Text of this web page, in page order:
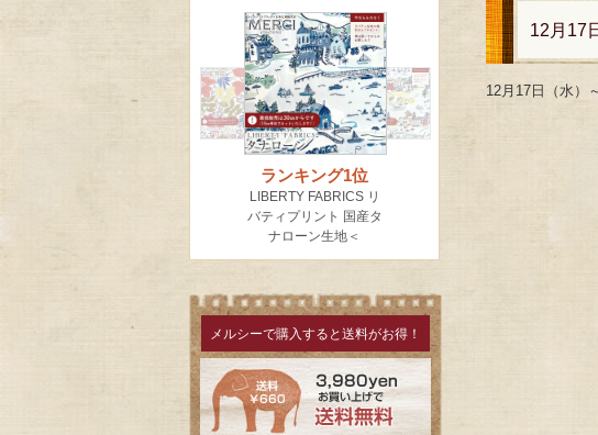
メルシーで購入すると送料がお得！
12月17
12月17日（水）